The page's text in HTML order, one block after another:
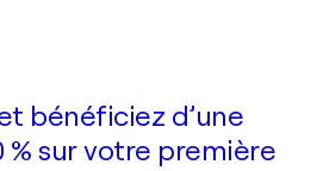
bénéficiez d’une
% sur votre première